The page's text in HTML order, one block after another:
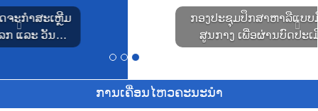
a
v
i
g
t
ກອງປະຊຸມປຶກສາຫາລືແບບມີສ່ວນຮ່ວມຂັ້ນ
ສູນກາງ ເພື່ອຜ່ານບົດປະເມີນຜົນກະທົບ
ສິ່ງແວດລ້ອມ ແລະ ແຜນຄຸ້ມຄອງຕິດຕາມ
ແຮ່ຫາຍາກ ໃນເນື້ອທີ່ 8 ກມ2
e
v
i
o
x
t
ການເຄື່ອນໄຫວຄະນະນຳ